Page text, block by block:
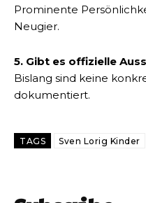
Prominente
Neugier.
5. Gibt es offizielle
Bislang sind keine
dokumentiert.
TAGS Sven Lorig Kinder